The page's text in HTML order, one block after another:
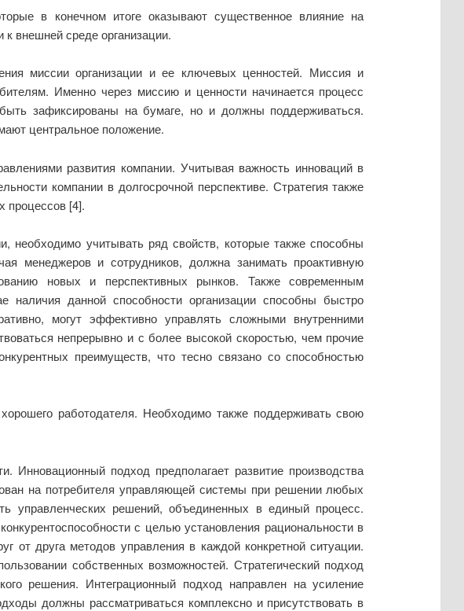
в конечном итоге оказывают существенное влияние на
к внешней среде организации.
миссии организации и ее ключевых ценностей. Миссия и
Именно через миссию и ценности начинается процесс
зафиксированы на бумаге, но и должны поддерживаться.
центральное положение.
развития компании. Учитывая важность инноваций в
компании в долгосрочной перспективе. Стратегия также
процессов [4].
необходимо учитывать ряд свойств, которые также способны
менеджеров и сотрудников, должна занимать проактивную
новых и перспективных рынков. Также современным
данной способности организации способны быстро
могут эффективно управлять сложными внутренними
непрерывно и с более высокой скоростью, чем прочие
преимуществ, что тесно связано со способностью
работодателя. Необходимо также поддерживать свою
Инновационный подход предполагает развитие производства
на потребителя управляющей системы при решении любых
управленческих решений, объединенных в единый процесс.
с целью установления рациональности в
от друга методов управления в каждой конкретной ситуации.
собственных возможностей. Стратегический подход
решения. Интеграционный подход направлен на усиление
должны рассматриваться комплексно и присутствовать в